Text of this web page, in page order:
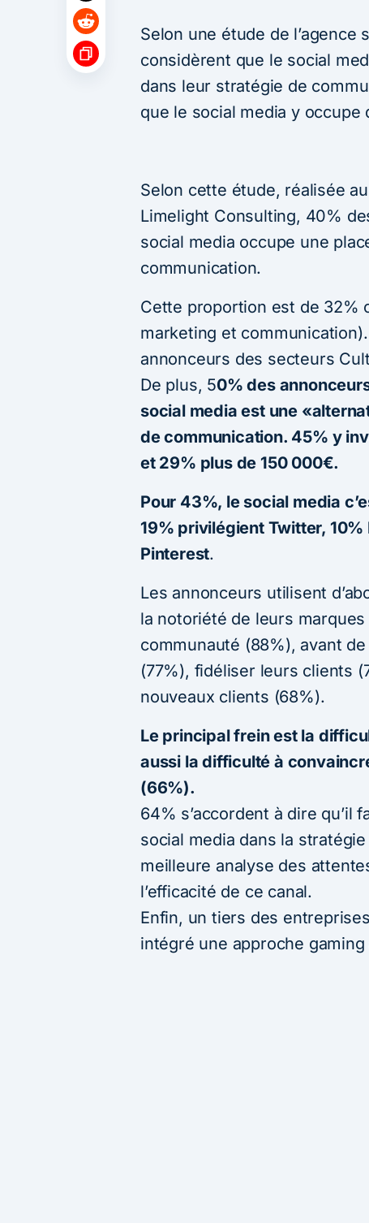
Selon une étude de
considèrent que le social
dans leur stratégie de
que le social media y
Selon cette étude, réalisée
Limelight Consulting, 40%
social media occupe une
communication.
Cette proportion est de 32%
marketing et
annonceurs des secteurs
De plus, 50% des
social media est une
de communication. 45% y
et 29% plus de 150 000€.
Pour 43%, le social media
19% privilégient Twitter,
Pinterest.
Les annonceurs utilisent
la notoriété de leurs
communauté (88%), avant
(77%), fidéliser leurs clients
nouveaux clients (68%).
Le principal frein est la
aussi la difficulté à
(66%).
64% s’accordent à dire qu’il
social media dans la
meilleure analyse des
l’efficacité de ce canal.
Enfin, un tiers des
intégré une approche